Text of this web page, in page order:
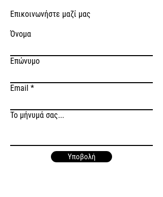
Επικοινωνήστε μαζί μας
Όνομα
Επώνυμο
Email
Το μήνυμά σας...
Υποβολή